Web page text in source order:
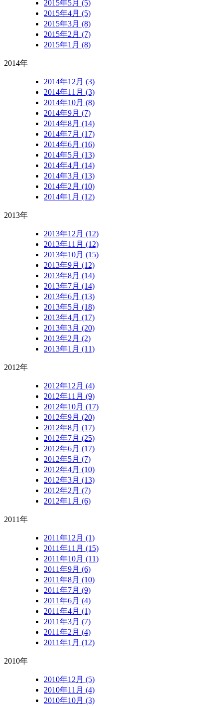
2015年5月 (5)
2015年4月 (5)
2015年3月 (8)
2015年2月 (7)
2015年1月 (8)
2014年
2014年12月 (3)
2014年11月 (3)
2014年10月 (8)
2014年9月 (7)
2014年8月 (14)
2014年7月 (17)
2014年6月 (16)
2014年5月 (13)
2014年4月 (14)
2014年3月 (13)
2014年2月 (10)
2014年1月 (12)
2013年
2013年12月 (12)
2013年11月 (12)
2013年10月 (15)
2013年9月 (12)
2013年8月 (14)
2013年7月 (14)
2013年6月 (13)
2013年5月 (18)
2013年4月 (17)
2013年3月 (20)
2013年2月 (2)
2013年1月 (11)
2012年
2012年12月 (4)
2012年11月 (9)
2012年10月 (17)
2012年9月 (20)
2012年8月 (17)
2012年7月 (25)
2012年6月 (17)
2012年5月 (7)
2012年4月 (10)
2012年3月 (13)
2012年2月 (7)
2012年1月 (6)
2011年
2011年12月 (1)
2011年11月 (15)
2011年10月 (11)
2011年9月 (6)
2011年8月 (10)
2011年7月 (9)
2011年6月 (4)
2011年4月 (1)
2011年3月 (7)
2011年2月 (4)
2011年1月 (12)
2010年
2010年12月 (5)
2010年11月 (4)
2010年10月 (3)